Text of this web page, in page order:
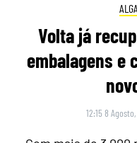
Volta já
embalagens e
12:15 8